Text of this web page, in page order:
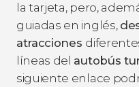
la tarjeta, pero,
guiadas en inglés,
atracciones
líneas del autobús
siguiente enlace